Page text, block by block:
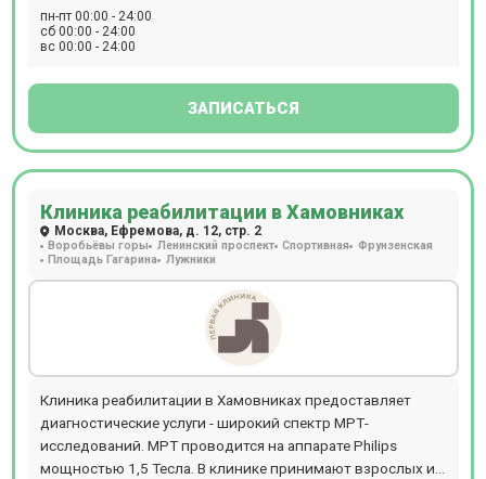
режиме реального времени. Оборудование экспертного
класса формирует апертуру пуска излучения, что
пн-пт 00:00 - 24:00
сб 00:00 - 24:00
вс 00:00 - 24:00
ЗАПИСАТЬСЯ
Клиника реабилитации в Хамовниках
Москва, Ефремова, д. 12, стр. 2
Воробьёвы горы Ленинский проспект Спортивная Фрунзенская
Площадь Гагарина Лужники
Клиника реабилитации в Хамовниках предоставляет
диагностические услуги - широкий спектр МРТ-
исследований. МРТ проводится на аппарате Philips
мощностью 1,5 Тесла. В клинике принимают взрослых и